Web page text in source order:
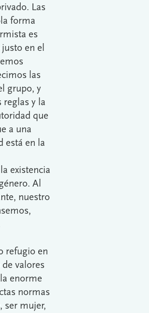
Las
forma
es
en el
las
grupo, y
reglas y la
que
a una
está en la
existencia
Al
nuestro
refugio en
valores
enorme
normas
ser mujer,